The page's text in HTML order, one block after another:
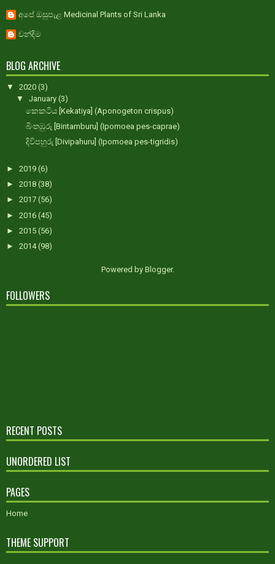
අපේ ඔසුපැළ Medicinal Plants of Sri Lanka
චන්දිම
BLOG ARCHIVE
▼ 2020 (3)
▼ January (3)
කෙකටිය [Kekatiya] (Aponogeton crispus)
බිංතඹුරු [Bintamburu] (Ipomoea pes-caprae)
දිවිපහුරු [Divipahuru] (Ipomoea pes-tigridis)
► 2019 (6)
► 2018 (38)
► 2017 (56)
► 2016 (45)
► 2015 (56)
► 2014(98)
Powered by Blogger.
FOLLOWERS
RECENT POSTS
UNORDERED LIST
PAGES
Home
THEME SUPPORT